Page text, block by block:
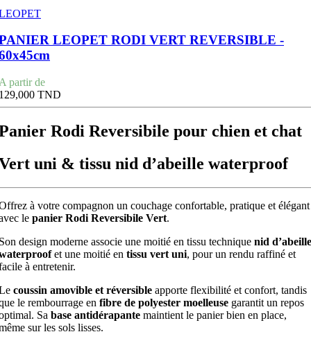
LEOPET RODI VERT REVERSIBLE -
partir de
TND
Rodi Reversibile pour chien et chat
uni & tissu nid d’abeille waterproof
à votre compagnon un couchage confortable, pratique et élégant
le panier Rodi Reversibile Vert.
design moderne associe une moitié en tissu technique nid d’abeille
et une moitié en tissu vert uni, pour un rendu raffiné et
à entretenir.
coussin amovible et réversible apporte flexibilité et confort, tandis
le rembourrage en fibre de polyester moelleuse garantit un repos
Sa base antidérapante maintient le panier bien en place,
sur les sols lisses.